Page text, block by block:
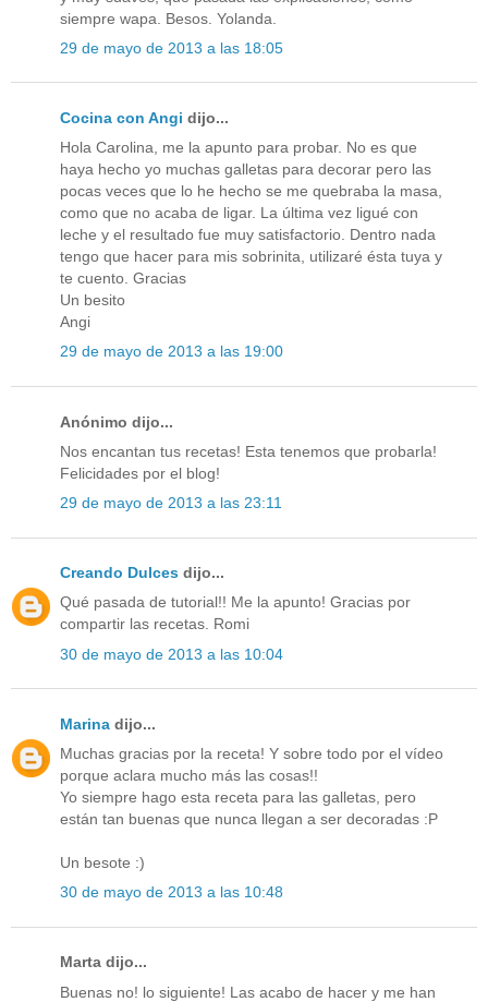
siempre wapa. Besos. Yolanda.
29 de mayo de 2013 a las 18:05
Cocina con Angi dijo...
Hola Carolina, me la apunto para probar. No es que
haya hecho yo muchas galletas para decorar pero las
pocas veces que lo he hecho se me quebraba la masa,
como que no acaba de ligar. La última vez ligué con
leche y el resultado fue muy satisfactorio. Dentro nada
tengo que hacer para mis sobrinita, utilizaré ésta tuya y
te cuento. Gracias
Un besito
Angi
29 de mayo de 2013 a las 19:00
Anónimo dijo...
Nos encantan tus recetas! Esta tenemos que probarla!
Felicidades por el blog!
29 de mayo de 2013 a las 23:11
Creando Dulces dijo...
Qué pasada de tutorial!! Me la apunto! Gracias por
compartir las recetas. Romi
30 de mayo de 2013 a las 10:04
Marina dijo...
Muchas gracias por la receta! Y sobre todo por el vídeo
porque aclara mucho más las cosas!!
Yo siempre hago esta receta para las galletas, pero
están tan buenas que nunca llegan a ser decoradas :P
Un besote :)
30 de mayo de 2013 a las 10:48
Marta dijo...
Buenas no! lo siguiente! Las acabo de hacer y me han